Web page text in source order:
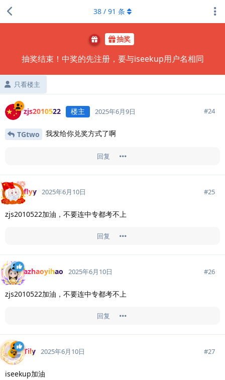
抽奖
抽奖结束！中奖的先注册，要与iseekup用户名相同
只看楼主
38 / 91 条
zjs2010522 楼主 2025年6月9日 #24
TGtwo 我发给你兑奖方式了啊
回复
flyy 2025年6月10日 #25
zjs2010522加油，不要连中专都考不上
回复
azhaoyihao 2025年6月10日 #26
zjs2010522加油，不要连中专都考不上
回复
Tily 2025年6月10日 #27
iseekup加油